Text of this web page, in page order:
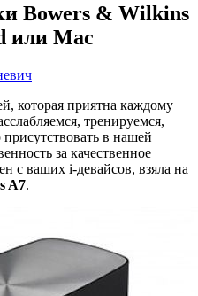
Bowers & Wilkins
или Mac
которая приятна каждому
тренируемся,
в нашей
за качественное
с ваших i-девайсов, взяла на
A7.